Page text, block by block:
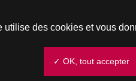
utilise des cookies et vous
✓ OK, tout accepter